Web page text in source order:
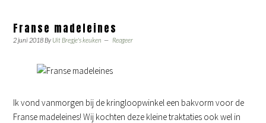
Franse madeleines
2 juni 2018By Uit Bregje's keuken Reageer
Ik vond vanmorgen bij de kringloopwinkel een bakvorm voor de
Franse madeleines! Wij kochten deze kleine traktaties ook wel in